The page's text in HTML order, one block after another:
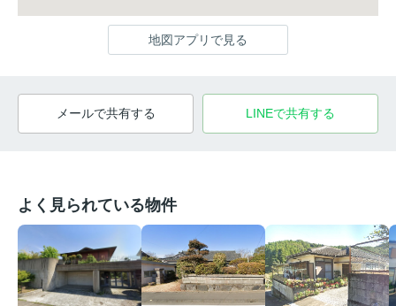
地図アプリで見る
メールで共有する LINEで共有する
よく見られている物件